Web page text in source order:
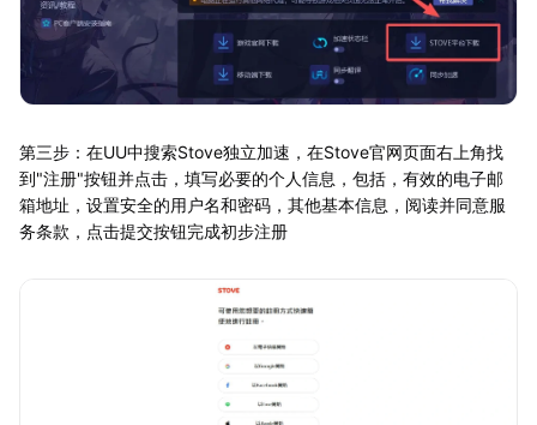
第三步：在UU中搜索Stove独立加速，在Stove官网页面右上角找
到"注册"按钮并点击，填写必要的个人信息，包括，有效的电子邮
箱地址，设置安全的用户名和密码，其他基本信息，阅读并同意服
务条款，点击提交按钮完成初步注册